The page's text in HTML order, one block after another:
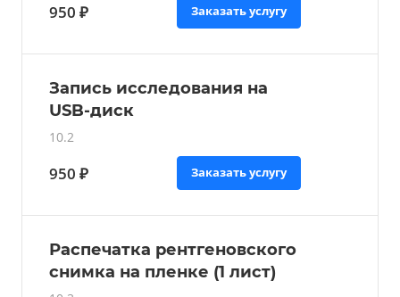
950 ₽ Заказать услугу
Запись исследования на
USB-диск
10.2
950 ₽ Заказать услугу
Распечатка рентгеновского
снимка на пленке (1 лист)